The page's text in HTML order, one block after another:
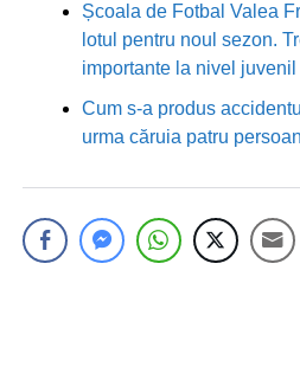
Școala de Fotbal Valea
lotul pentru noul sezon.
importante la nivel juvenil
Cum s-a produs
urma căruia patru